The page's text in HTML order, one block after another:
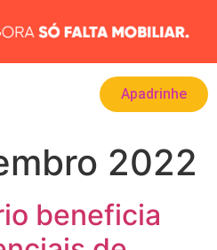
Apadrinhe
2022
beneficia